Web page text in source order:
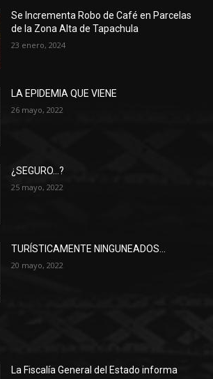
Se Incrementa Robo de Café en Parcelas
de la Zona Alta de Tapachula
23 enero, 2024
LA EPIDEMIA QUE VIENE
26 mayo, 2022
¿SEGURO…?
25 mayo, 2022
TURÍSTICAMENTE NINGUNEADOS…
20 mayo, 2022
La Fiscalía General del Estado informa